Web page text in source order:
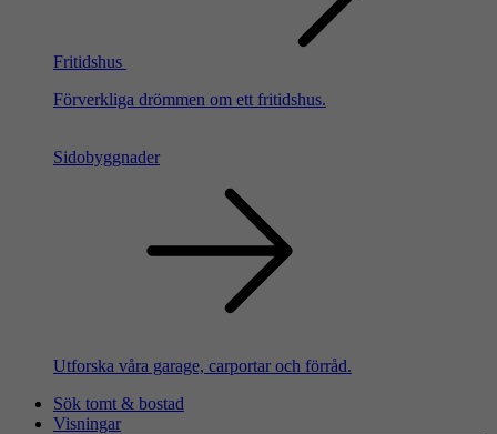
Fritidshus
Förverkliga drömmen om ett fritidshus.
Sidobyggnader
Utforska våra garage, carportar och förråd.
Sök tomt & bostad
Visningar